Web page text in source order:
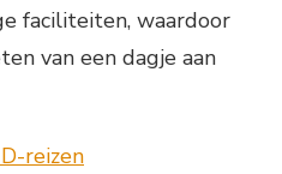
faciliteiten, waardoor
van een dagje aan